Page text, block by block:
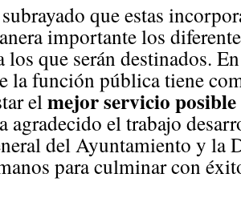
que estas
importante los
que serán destinados.
la función pública tiene
elmejor servicio
agradecido el trabajo
del Ayuntamiento y la
para culminar con